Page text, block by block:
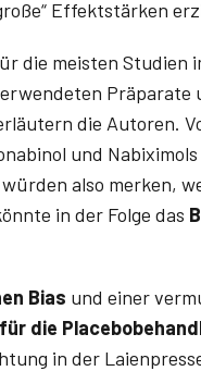
Effektstärken
die meisten Studien
die Autoren.
und
also merken,
in der Folge das
Bias und einer
die
in der